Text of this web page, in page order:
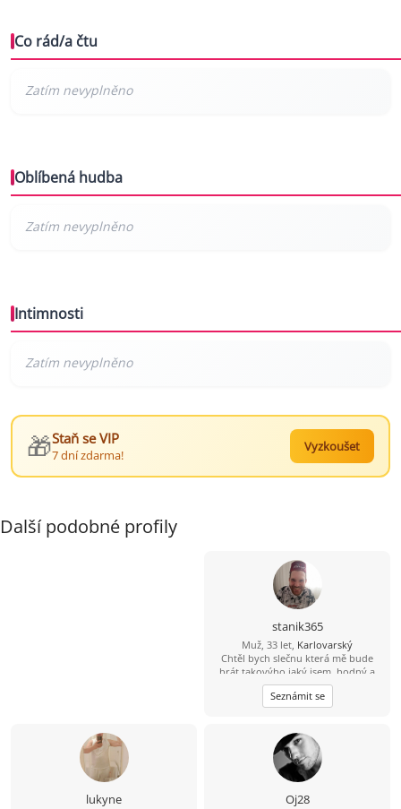
Co rád/a čtu
Oblíbená hudba
Intimnosti
🎁Staň se VIP
7 dní zdarma!
Vyzkoušet
Další podobné profily
stanik365
Muž, 33 let, Karlovarský
Chtěl bych slečnu která mě bude
brát takovýho jaký jsem, hodný a
romantický a věrný a přátelský, jo a
ještě která by chtěla ještě se mnou
pět dětí.
Seznámit se
lukyne Oj28